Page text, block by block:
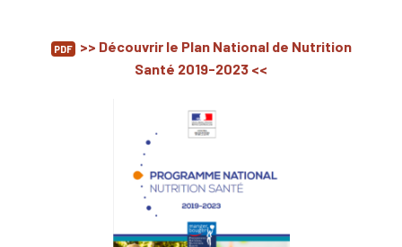
>> Découvrir le Plan National de Nutrition
Santé 2019-2023 <<